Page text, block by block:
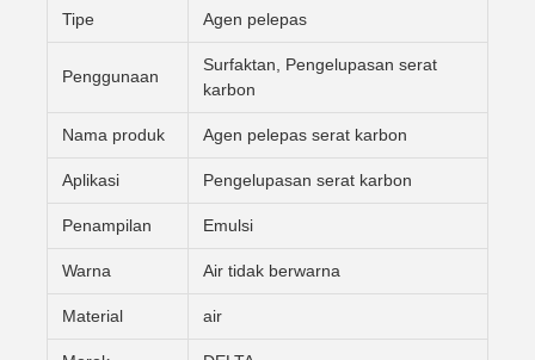
Tipe Agen pelepas
Penggunaan
Surfaktan, Pengelupasan serat
karbon
Nama produk Agen pelepas serat karbon
Aplikasi Pengelupasan serat karbon
Penampilan Emulsi
Warna Air tidak berwarna
Material air